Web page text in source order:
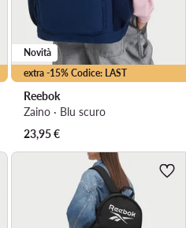
extra -15% Codice: LAST
Novità
Reebok
Zaino · Blu scuro
23,95€